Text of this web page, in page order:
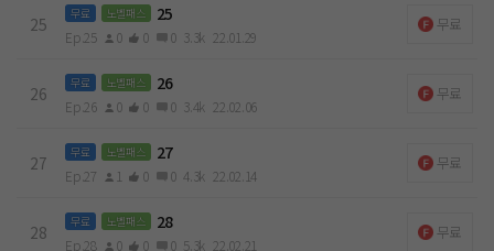
25
무료 노벨패스 25
Ep.25 0 0 0 3.3k 22.01.29
무료
26
무료 노벨패스 26
Ep.26 0 0 0 3.4k 22.02.06
무료
27
무료 노벨패스 27
Ep.27 1 0 0 4.3k 22.02.14
무료
28
무료 노벨패스 28
Ep.28 0 0 0 5.3k 22.02.21
무료